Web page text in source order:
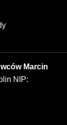
Marcin
NIP: